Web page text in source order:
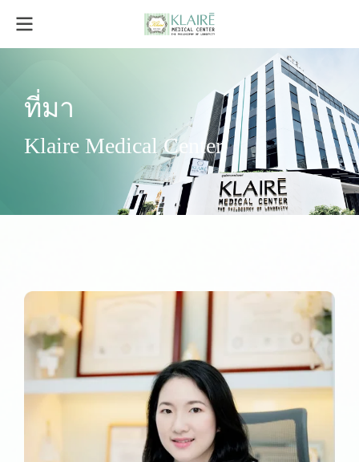
ที่มา
Klaire Medical Center